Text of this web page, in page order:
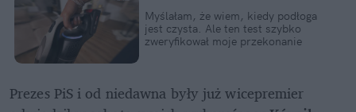
Myślałam, że wiem, kiedy podłoga
jest czysta. Ale ten test szybko
zweryfikował moje przekonanie
Prezes PiS i od niedawna były już wicepremier